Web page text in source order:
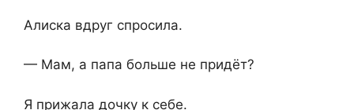
Алиска вдруг спросила.
— Мам, а папа больше не придёт?
Я прижала дочку к себе.